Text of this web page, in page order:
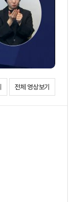
전체 영상보기